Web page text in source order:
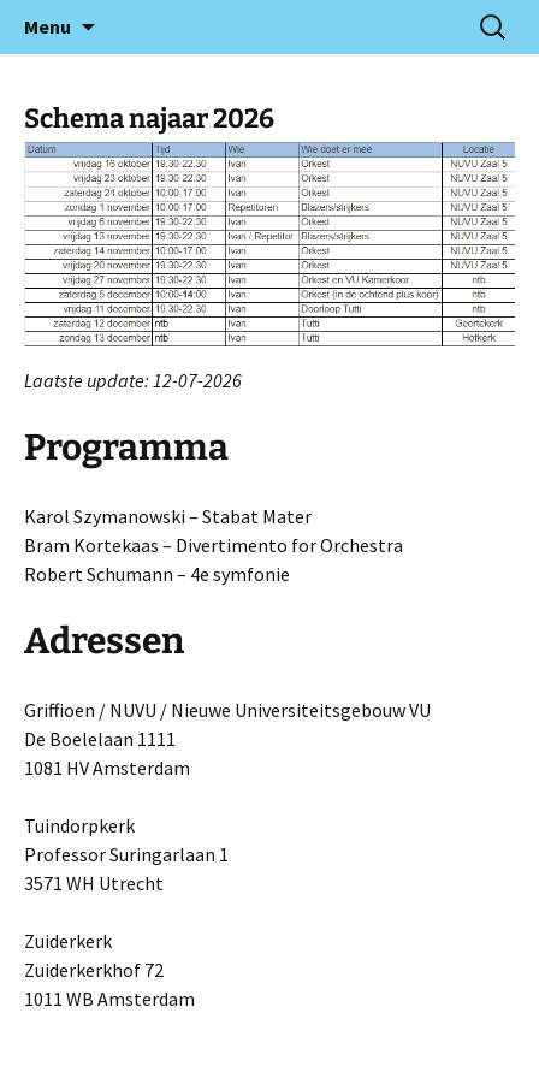
VU-Kamerorkest
De website over het VU-Kamerorkest uit
Amsterdam.
Menu
Zoeken
naar:
Schema najaar 2026
Laatste update: 12-07-2026
Programma
Karol Szymanowski – Stabat Mater
Bram Kortekaas – Divertimento for Orchestra
Robert Schumann – 4e symfonie
Adressen
Griffioen / NUVU / Nieuwe Universiteitsgebouw VU
De Boelelaan 1111
1081 HV Amsterdam
Tuindorpkerk
Professor Suringarlaan 1
3571 WH Utrecht
Zuiderkerk
Zuiderkerkhof 72
1011 WB Amsterdam